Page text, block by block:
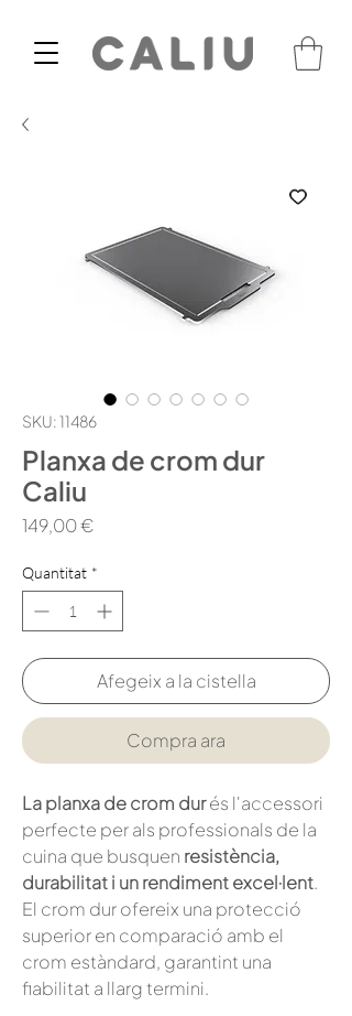
SKU: 11486
Planxa de crom dur
Caliu
149,00 €
Quantitat *
Afegeix a la cistella
Compra ara
La planxa de crom durés l'accessori
perfecte per als professionals de la
cuina que busquen resistència,
durabilitat i un rendiment excel·lent.
El crom dur ofereix una protecció
superior en comparació amb el
crom estàndard, garantint una
fiabilitat a llarg termini.